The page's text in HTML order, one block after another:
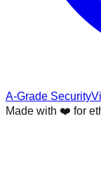
A-Grade Security
Made with ❤️ for